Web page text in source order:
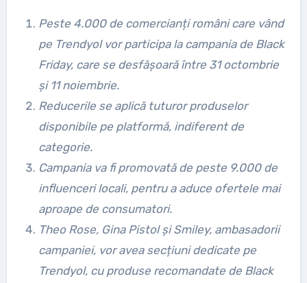
Peste 4.000 de comercianți români care vând
pe Trendyol vor participa la campania de Black
Friday, care se desfășoară între 31 octombrie
și 11 noiembrie.
Reducerile se aplică tuturor produselor
disponibile pe platformă, indiferent de
categorie.
Campania va fi promovată de peste 9.000 de
influenceri locali, pentru a aduce ofertele mai
aproape de consumatori.
Theo Rose, Gina Pistol și Smiley, ambasadorii
campaniei, vor avea secțiuni dedicate pe
Trendyol, cu produse recomandate de Black